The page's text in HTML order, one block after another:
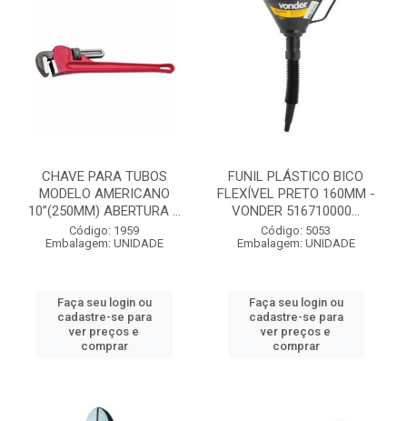
CHAVE PARA TUBOS
MODELO AMERICANO
10”(250MM) ABERTURA ...
Código: 1959
Embalagem: UNIDADE
Faça seu login ou
cadastre-se para
ver preços e
comprar
FUNIL PLÁSTICO BICO
FLEXÍVEL PRETO 160MM -
VONDER 516710000...
Código: 5053
Embalagem: UNIDADE
Faça seu login ou
cadastre-se para
ver preços e
comprar